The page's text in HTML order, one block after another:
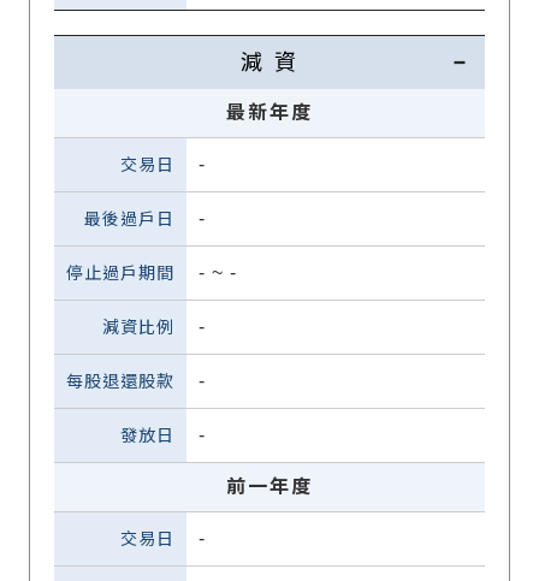
減 資
最新年度
-
-
- ~ -
-
-
-
前一年度
-